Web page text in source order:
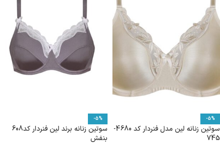
-5%
سوتین زنانه لین مدل فنردار کد 4680-
745
-5%
سوتین زنانه برند لین فنردار کد608
بنفش